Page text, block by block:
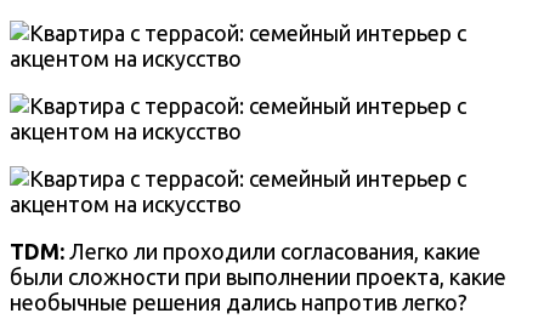
TDM: Легко ли проходили согласования, какие
были сложности при выполнении проекта, какие
необычные решения дались напротив легко?